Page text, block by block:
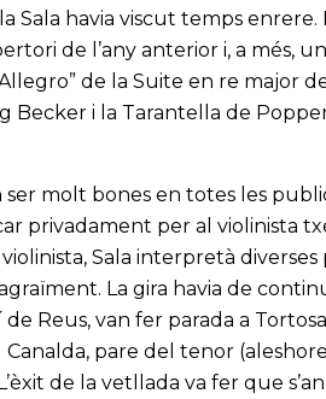
Sala havia viscut temps
de l’any anterior i, a més,
de la Suite en re major
Becker i la Tarantella de
molt bones en totes les
privadament per al violinista
Sala interpretà
La gira havia de
de Reus, van fer parada a
pare del tenor
de la vetllada va fer que